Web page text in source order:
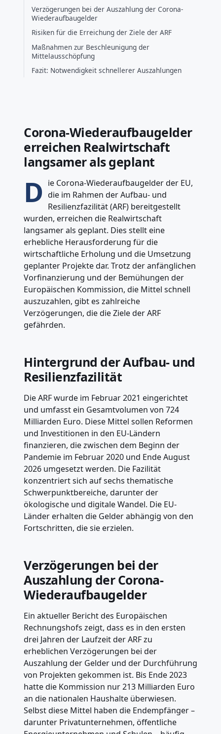
Verzögerungen bei der Auszahlung der Corona-
Wiederaufbaugelder
Risiken für die Erreichung der Ziele der ARF
Maßnahmen zur Beschleunigung der
Mittelausschöpfung
Fazit: Notwendigkeit schnellerer Auszahlungen
Corona-Wiederaufbaugelder
erreichen Realwirtschaft
langsamer als geplant
D ie Corona-Wiederaufbaugelder der EU,
die im Rahmen der Aufbau- und
Resilienzfazilität (ARF) bereitgestellt
wurden, erreichen die Realwirtschaft
langsamer als geplant. Dies stellt eine
erhebliche Herausforderung für die
wirtschaftliche Erholung und die Umsetzung
geplanter Projekte dar. Trotz der anfänglichen
Vorfinanzierung und der Bemühungen der
Europäischen Kommission, die Mittel schnell
auszuzahlen, gibt es zahlreiche
Verzögerungen, die die Ziele der ARF
gefährden.
Hintergrund der Aufbau- und
Resilienzfazilität
Die ARF wurde im Februar 2021 eingerichtet
und umfasst ein Gesamtvolumen von 724
Milliarden Euro. Diese Mittel sollen Reformen
und Investitionen in den EU-Ländern
finanzieren, die zwischen dem Beginn der
Pandemie im Februar 2020 und Ende August
2026 umgesetzt werden. Die Fazilität
konzentriert sich auf sechs thematische
Schwerpunktbereiche, darunter der
ökologische und digitale Wandel. Die EU-
Länder erhalten die Gelder abhängig von den
Fortschritten, die sie erzielen.
Verzögerungen bei der
Auszahlung der Corona-
Wiederaufbaugelder
Ein aktueller Bericht des Europäischen
Rechnungshofs zeigt, dass es in den ersten
drei Jahren der Laufzeit der ARF zu
erheblichen Verzögerungen bei der
Auszahlung der Gelder und der Durchführung
von Projekten gekommen ist. Bis Ende 2023
hatte die Kommission nur 213 Milliarden Euro
an die nationalen Haushalte überwiesen.
Selbst diese Mittel haben die Endempfänger –
darunter Privatunternehmen, öffentliche